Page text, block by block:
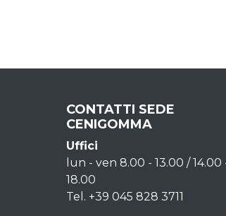
CONTATTI SEDE
CENIGOMMA
Uffici
lun - ven 8.00 - 13.00 / 14.00
18.00
Tel. +39 045 828 3711